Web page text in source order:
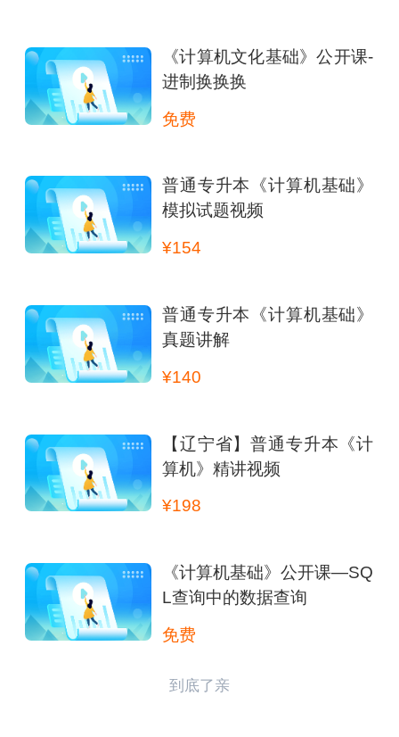
《计算机文化基础》公开课-
进制换换换
免费
普通专升本《计算机基础》
模拟试题视频
¥154
普通专升本《计算机基础》
真题讲解
¥140
【辽宁省】普通专升本《计
算机》精讲视频
¥198
《计算机基础》公开课—SQ
L查询中的数据查询
免费
到底了亲